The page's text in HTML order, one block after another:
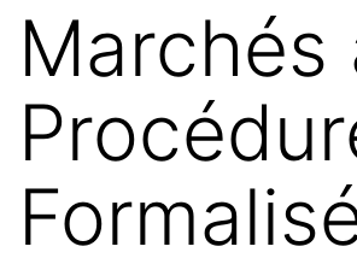
Marchés